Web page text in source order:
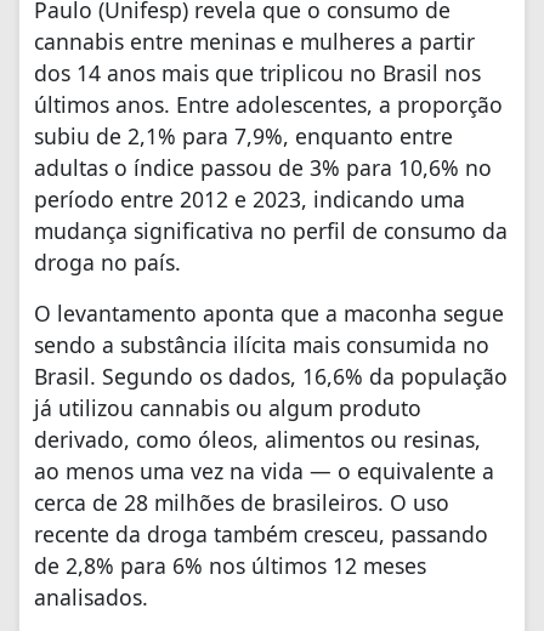
Paulo (Unifesp) revela que o consumo de
cannabis entre meninas e mulheres a partir
dos 14 anos mais que triplicou no Brasil nos
últimos anos. Entre adolescentes, a proporção
subiu de 2,1% para 7,9%, enquanto entre
adultas o índice passou de 3% para 10,6% no
período entre 2012 e 2023, indicando uma
mudança significativa no perfil de consumo da
droga no país.
O levantamento aponta que a maconha segue
sendo a substância ilícita mais consumida no
Brasil. Segundo os dados, 16,6% da população
já utilizou cannabis ou algum produto
derivado, como óleos, alimentos ou resinas,
ao menos uma vez na vida — o equivalente a
cerca de 28 milhões de brasileiros. O uso
recente da droga também cresceu, passando
de 2,8% para 6% nos últimos 12 meses
analisados.